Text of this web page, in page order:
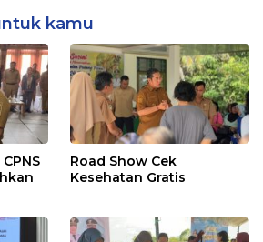
kamu
Road Show Cek
Kesehatan Gratis